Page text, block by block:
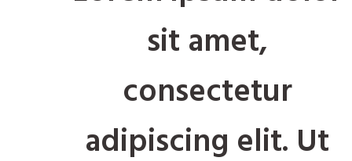
sit amet,
consectetur
adipiscing elit. Ut